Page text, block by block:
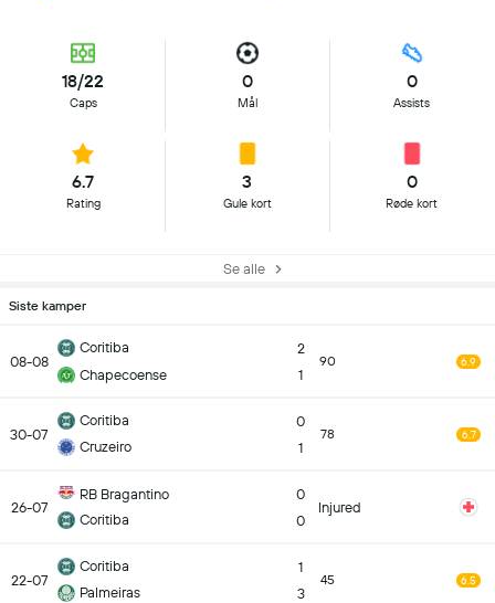
18/22
Caps
0
Mål
0
Assists
6.7
Rating
3
Gule kort
0
Røde kort
Se alle
Siste kamper
08-08
Coritiba
Chapecoense
2
1
90 6.9
30-07
Coritiba
Cruzeiro
0
1
78 6.7
26-07
RB Bragantino
Coritiba
0
0
Injured
22-07
Coritiba
Palmeiras
1
3
45 6.5